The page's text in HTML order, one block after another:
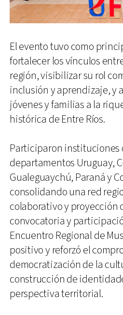
El evento tuvo como
fortalecer los vínculos
región, visibilizar su rol
inclusión y aprendizaje, y
jóvenes y familias a la
histórica de Entre Ríos.
Participaron instituciones
departamentos Uruguay,
Gualeguaychú, Paraná y
consolidando una red
colaborativo y proyección
convocatoria y
Encuentro Regional de
positivo y reforzó el
democratización de la
construcción de
perspectiva territorial.